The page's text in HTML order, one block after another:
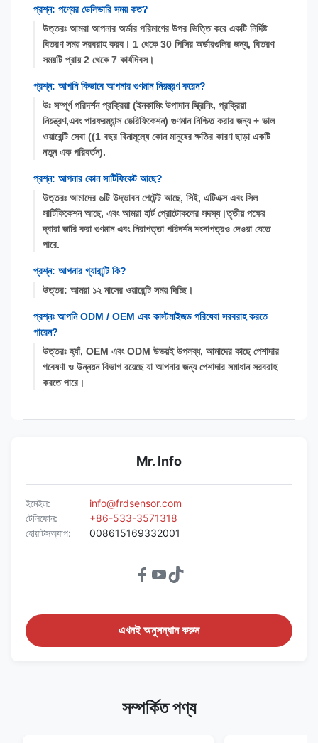
প্রশ্ন: পণ্যের ডেলিভারি সময় কত?
উত্তরঃ আমরা আপনার অর্ডার পরিমাণের উপর ভিত্তি করে একটি নির্দিষ্ট
বিতরণ সময় সরবরাহ করব। 1 থেকে 30 পিসির অর্ডারগুলির জন্য, বিতরণ
সময়টি প্রায় 2 থেকে 7 কার্যদিবস।
প্রশ্ন: আপনি কিভাবে আপনার গুণমান নিয়ন্ত্রণ করেন?
উঃ সম্পূর্ণ পরিদর্শন প্রক্রিয়া (ইনকামিং উপাদান স্ক্রিনিং, প্রক্রিয়া
নিয়ন্ত্রণ,এবং পারফরম্যান্স ভেরিফিকেশন) গুণমান নিশ্চিত করার জন্য + ভাল
ওয়ারেন্টি সেবা ((1 বছর বিনামূল্যে কোন মানুষের ক্ষতির কারণ ছাড়া একটি
নতুন এক পরিবর্তন).
প্রশ্ন: আপনার কোন সার্টিফিকেট আছে?
উত্তরঃ আমাদের ৬টি উদ্ভাবন পেটেন্ট আছে, সিই, এটিএক্স এবং সিল
সার্টিফিকেশন আছে, এবং আমরা হার্ট প্রোটোকলের সদস্য।তৃতীয় পক্ষের
দ্বারা জারি করা গুণমান এবং নিরাপত্তা পরিদর্শন শংসাপত্রও দেওয়া যেতে
পারে.
প্রশ্ন: আপনার গ্যারান্টি কি?
উত্তর: আমরা ১২ মাসের ওয়ারেন্টি সময় দিচ্ছি।
প্রশ্নঃ আপনি ODM / OEM এবং কাস্টমাইজড পরিষেবা সরবরাহ করতে
পারেন?
উত্তরঃ হ্যাঁ, OEM এবং ODM উভয়ই উপলব্ধ, আমাদের কাছে পেশাদার
গবেষণা ও উন্নয়ন বিভাগ রয়েছে যা আপনার জন্য পেশাদার সমাধান সরবরাহ
করতে পারে।
Mr. Info
ইমেইল:
info@frdsensor.com
টেলিফোন:
+86-533-3571318
হোয়াটসঅ্যাপ:
008615169332001
এখনই অনুসন্ধান করুন
সম্পর্কিত পণ্য